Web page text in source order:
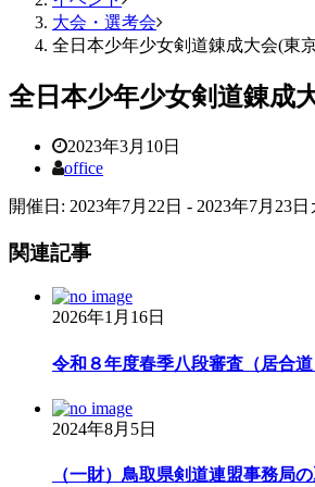
大会・選考会
全日本少年少女剣道錬成大会(東
全日本少年少女剣道錬成
2023年3月10日
office
開催日: 2023年7月22日 - 2023年7月23日
関連記事
2026年1月16日
令和８年度春季八段審査（居合道
2024年8月5日
（一財）鳥取県剣道連盟事務局